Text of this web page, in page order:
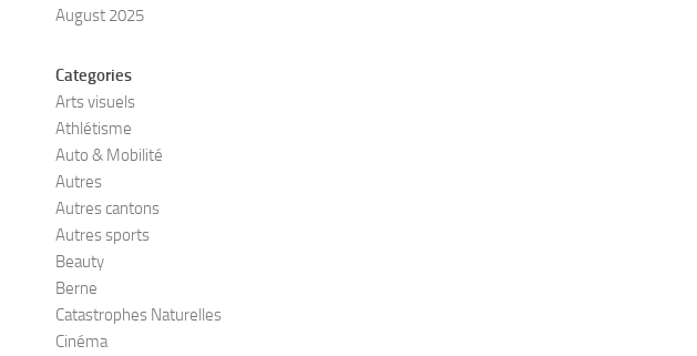
August 2025
Categories
Arts visuels
Athlétisme
Auto & Mobilité
Autres
Autres cantons
Autres sports
Beauty
Berne
Catastrophes Naturelles
Cinéma